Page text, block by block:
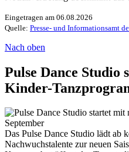
Eingetragen am 06.08.2026
Quelle: Presse- und Informationsamt
Nach oben
Pulse Dance Studio
Kinder-
Das Pulse Dance Studio lädt ab
Nachwuchstalente zur neuen